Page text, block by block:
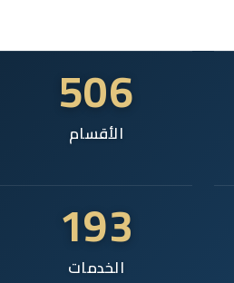
506
الأقسام
193
الخدمات